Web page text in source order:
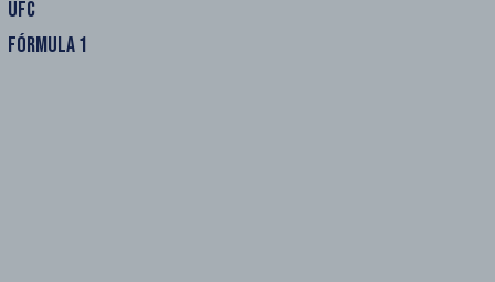
UFC
FÓRMULA 1